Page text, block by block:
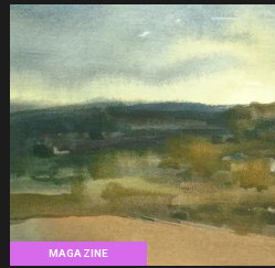
MAGAZINE